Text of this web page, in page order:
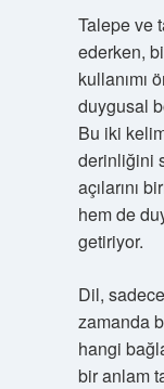
Talepe ve
ederken,
kullanımı
duygusal
Bu iki
derinliğini
açılarını
hem de
getiriyor.
Dil,
zamanda
hangi
bir anlam